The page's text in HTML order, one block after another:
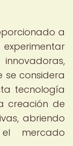
a
se considera
tecnología
creación de
abriendo
mercado